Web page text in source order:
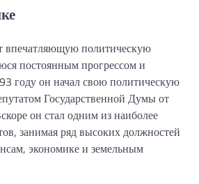
впечатляющую политическую
постоянным прогрессом и
году он начал свою политическую
Государственной Думы от
он стал одним из наиболее
занимая ряд высоких должностей
экономике и земельным